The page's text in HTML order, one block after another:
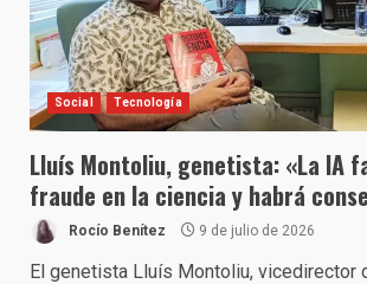
Social Tecnología
Lluís Montoliu, genetista: «La IA
fraude en la ciencia y habrá
Rocío Benítez 9 de julio de 2026
El genetista Lluís Montoliu, vicedirector